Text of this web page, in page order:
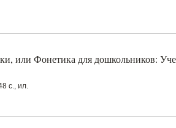
или Фонетика для дошкольников:
с., ил.